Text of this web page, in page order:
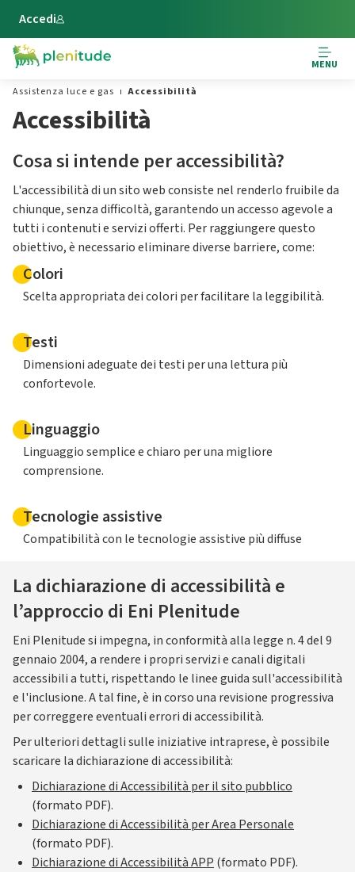
Vai al contenuto principale
Accedi
MENU
Assistenza luce e gas
Accessibilità
Accessibilità
Cosa si intende per accessibilità?
L'accessibilità di un sito web consiste nel renderlo fruibile da
chiunque, senza difficoltà, garantendo un accesso agevole a
tutti i contenuti e servizi offerti. Per raggiungere questo
obiettivo, è necessario eliminare diverse barriere, come:
Colori
Scelta appropriata dei colori per facilitare la leggibilità.
Testi
Dimensioni adeguate dei testi per una lettura più
confortevole.
Linguaggio
Linguaggio semplice e chiaro per una migliore
comprensione.
Tecnologie assistive
Compatibilità con le tecnologie assistive più diffuse
La dichiarazione di accessibilità e
l’approccio di Eni Plenitude
Eni Plenitude si impegna, in conformità alla legge n. 4 del 9
gennaio 2004, a rendere i propri servizi e canali digitali
accessibili a tutti, rispettando le linee guida sull'accessibilità
e l'inclusione. A tal fine, è in corso una revisione progressiva
per correggere eventuali errori di accessibilità.
Per ulteriori dettagli sulle iniziative intraprese, è possibile
scaricare la dichiarazione di accessibilità:
Dichiarazione di Accessibilità per il sito pubblico
(formato PDF).
Dichiarazione di Accessibilità per Area Personale
(formato PDF).
Dichiarazione di Accessibilità APP (formato PDF).